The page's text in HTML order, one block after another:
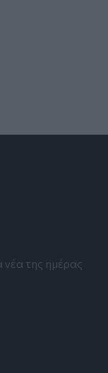
νέα της ημέρας